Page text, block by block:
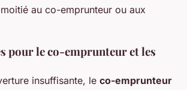
au co-emprunteur ou aux
pour le co-emprunteur et les
insuffisante, le co-emprunteur